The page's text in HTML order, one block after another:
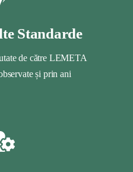
Standarde
de către LEMETA
și prin ani